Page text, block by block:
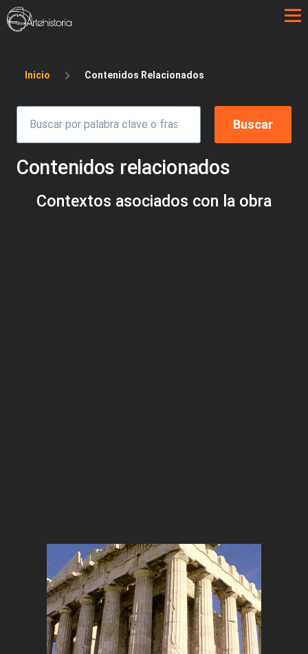
Pasar al contenido principal
Sobrescribir enlaces de ayuda a la
Inicio Contenidos Relacionados
Contenidos relacionados
Contextos asociados con la obra